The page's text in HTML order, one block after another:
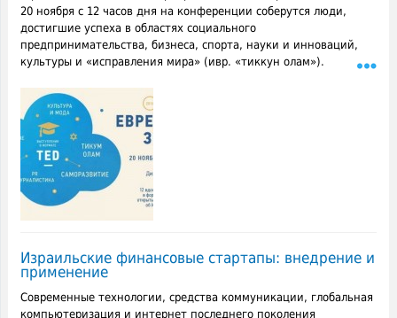
20 ноября с 12 часов дня на конференции соберутся люди,
достигшие успеха в областях социального
предпринимательства, бизнеса, спорта, науки и инноваций,
культуры и «исправления мира» (ивр. «тиккун олам»).
Израильские финансовые стартапы: внедрение и
применение
Современные технологии, средства коммуникации, глобальная
компьютеризация и интернет последнего поколения